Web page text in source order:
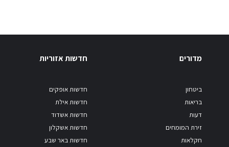
מדורים
ביטחון
בריאות
דעות
זירת המומחים
חקלאות
חדשות אזוריות
חדשות אופקים
חדשות אילת
חדשות אשדוד
חדשות אשקלון
חדשות באר שבע